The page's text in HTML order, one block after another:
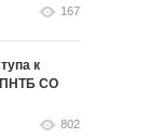
167
к
СО
802